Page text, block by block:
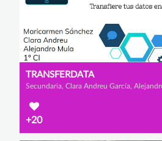
TRANSFERDATA
+20